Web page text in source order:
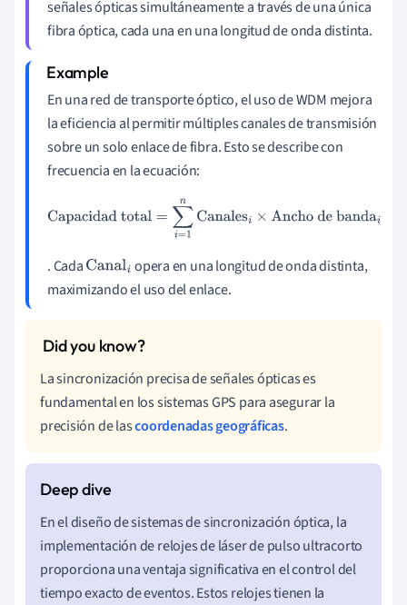
señales ópticas simultáneamente a través de una única
fibra óptica, cada una en una longitud de onda distinta.
En una red de transporte óptico, el uso de WDM mejora
la eficiencia al permitir múltiples canales de transmisión
sobre un solo enlace de fibra. Esto se describe con
frecuencia en la ecuación:
Capacidad total
∑i=1nCanales ×Ancho de bandai
. CadaCanali opera en una longitud de onda distinta,
maximizando el uso del enlace.
La sincronización precisa de señales ópticas es
fundamental en los sistemas GPS para asegurar la
precisión de lascoordenadas geográficas.
En el diseño de sistemas de sincronización óptica, la
implementación de relojes de láser de pulso ultracorto
proporciona una ventaja significativa en el control del
tiempo exacto de eventos. Estos relojes tienen la